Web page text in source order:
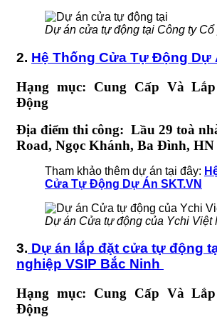
Dự án cửa tự động tại Công ty
2. Hệ Thống Cửa Tự Động Dự
Hạng mục: Cung Cấp Và
Động
Địa điểm thi công: Lầu 29 toà
Road, Ngọc Khánh, Ba Đình, HN
Tham khảo thêm dự án tại đây:
Cửa Tự Động Dự Án SKT.VN
Dự án Cửa tự động của Ychi Việt
3. Dự án lắp đặt cửa tự động
nghiệp VSIP Bắc Ninh
Hạng mục: Cung Cấp Và
Động